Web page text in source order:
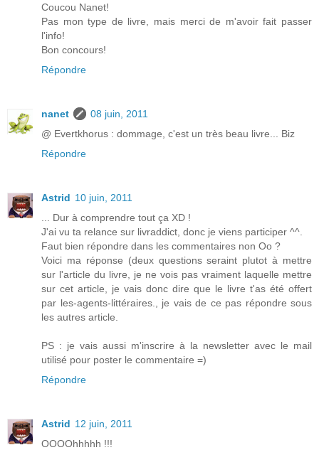
Coucou Nanet!
Pas mon type de livre, mais merci de m'avoir fait passer
l'info!
Bon concours!
Répondre
nanet
08 juin, 2011
@ Evertkhorus : dommage, c'est un très beau livre... Biz
Répondre
Astrid 10 juin, 2011
... Dur à comprendre tout ça XD !
J'ai vu ta relance sur livraddict, donc je viens participer ^^.
Faut bien répondre dans les commentaires non Oo ?
Voici ma réponse (deux questions seraint plutot à mettre
sur l'article du livre, je ne vois pas vraiment laquelle mettre
sur cet article, je vais donc dire que le livre t'as été offert
par les-agents-littéraires., je vais de ce pas répondre sous
les autres article.
PS : je vais aussi m'inscrire à la newsletter avec le mail
utilisé pour poster le commentaire =)
Répondre
Astrid 12 juin, 2011
OOOOhhhhh !!!